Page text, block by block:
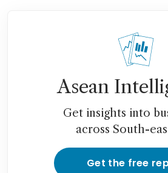
Asean
Get insights into
across South-
Get the free